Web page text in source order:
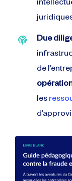
Due
de
les